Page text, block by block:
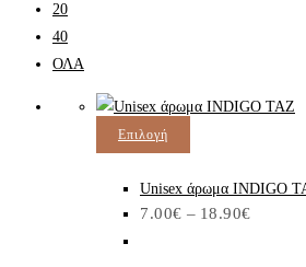
20
40
ΟΛΑ
Επιλογή
προϊόν
έχει
Unisex άρωμα INDIGO
7.00€ – 18.90€
range: